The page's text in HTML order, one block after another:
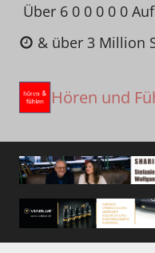
Zum
Inhalt
springen
Über 6 0 0 0 0 0
& über 3 Million
Hören und